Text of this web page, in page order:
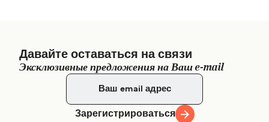
Давайте оставаться на связи
Эксклюзивные предложения на Ваш e-mail
Зарегистрироваться